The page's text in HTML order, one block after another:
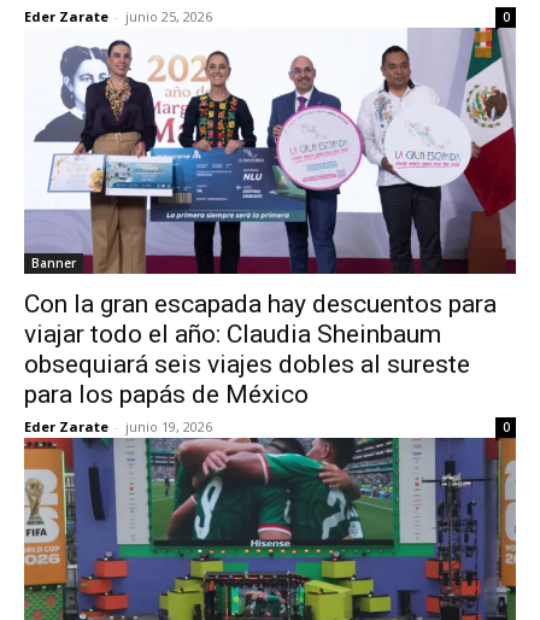
Eder Zarate - junio 25, 2026 0
Banner
Con la gran escapada hay descuentos para
viajar todo el año: Claudia Sheinbaum
obsequiará seis viajes dobles al sureste
para los papás de México
Eder Zarate - junio 19, 2026 0